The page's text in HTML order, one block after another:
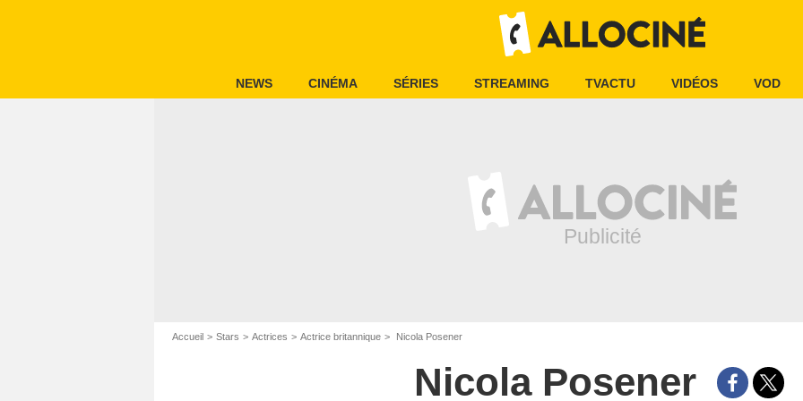
NEWS CINÉMA SÉRIES STREAMING TVACTU VIDÉOS VOD
Accueil Stars Actrices Actrice britannique Nicola Posener
Nicola Posener